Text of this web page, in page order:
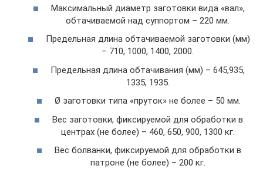
Максимальный диаметр заготовки вида «вал»,
обтачиваемой над суппортом – 220 мм.
Предельная длина обтачиваемой заготовки (мм)
– 710, 1000, 1400, 2000.
Предельная длина обтачивания (мм) – 645,935,
1335, 1935.
Ø заготовки типа «пруток» не более – 50 мм.
Вес заготовки, фиксируемой для обработки в
центрах (не более) – 460, 650, 900, 1300 кг.
Вес болванки, фиксируемой для обработки в
патроне (не более) – 200 кг.